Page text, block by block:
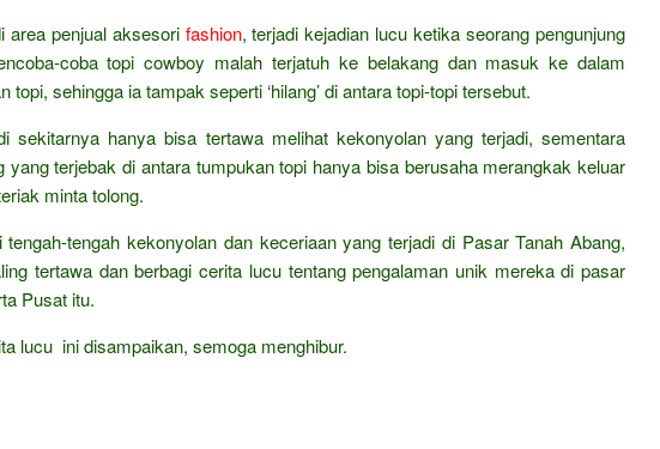
area penjual aksesori fashion, terjadi kejadian lucu ketika seorang pengunjung
coba topi cowboy malah terjatuh ke belakang dan masuk ke dalam
topi, sehingga ia tampak seperti ‘hilang’ di antara topi-topi tersebut.
sekitarnya hanya bisa tertawa melihat kekonyolan yang terjadi, sementara
yang terjebak di antara tumpukan topi hanya bisa berusaha merangkak keluar
minta tolong.
tengah kekonyolan dan keceriaan yang terjadi di Pasar Tanah Abang,
tertawa dan berbagi cerita lucu tentang pengalaman unik mereka di pasar
Pusat itu.
lucu ini disampaikan, semoga menghibur.